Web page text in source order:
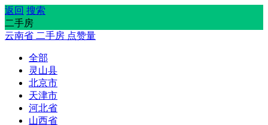
返回 搜索
二手房
云南省 二手房 点赞量
全部
灵山县
北京市
天津市
河北省
山西省